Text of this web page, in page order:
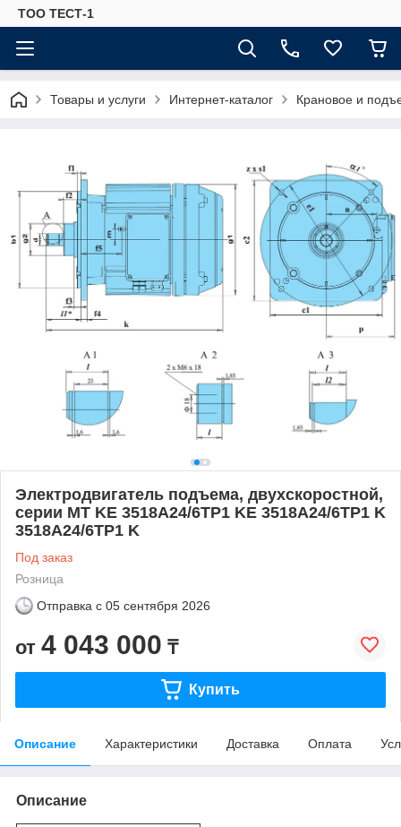
ТОО ТЕСТ-1
Товары и услуги Интернет-каталог Крановое и
Электродвигатель подъема, двухскоростной,
серии MT KE 3518A24/6ТР1 KE 3518A24/6TP1 K
3518A24/6ТР1 K
Под заказ
Розница
Отправка с 05 сентября 2026
от 4 043 000 ₸
Купить
Описание Характеристики Доставка Оплата
Описание